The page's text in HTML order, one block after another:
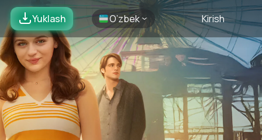
Yuklash O’zbek Kirish